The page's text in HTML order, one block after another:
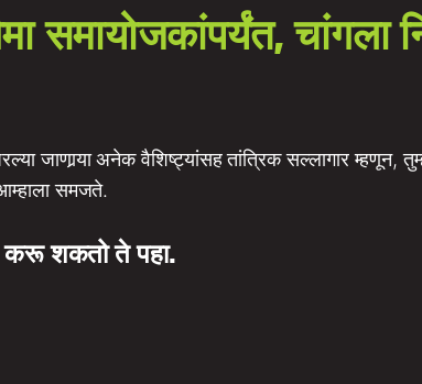
समायोजकांपर्यंत, चांगला
जाणार्‍या अनेक वैशिष्ट्यांसह तांत्रिक सल्लागार
समजते.
करू शकतो ते पहा.